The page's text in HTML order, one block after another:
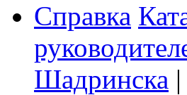
Справка
Шадринска |